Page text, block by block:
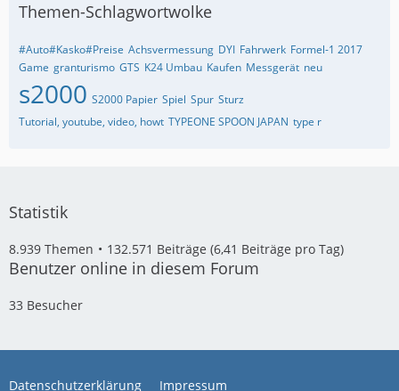
Themen-Schlagwortwolke
#Auto#Kasko#Preise Achsvermessung DYI Fahrwerk Formel-1 2017
Game granturismo GTS K24 Umbau Kaufen Messgerät neu
s2000 S2000 Papier Spiel Spur Sturz
Tutorial, youtube, video, howt TYPEONE SPOON JAPAN type r
Statistik
8.939 Themen 132.571 Beiträge (6,41 Beiträge pro Tag)
Benutzer online in diesem Forum
33 Besucher
Datenschutzerklärung Impressum